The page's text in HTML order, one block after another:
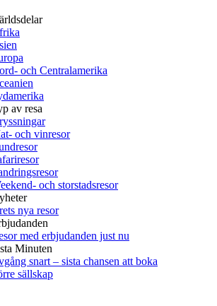
och Centralamerika
av resa
och vinresor
och storstadsresor
nya resor
med erbjudanden just nu
Minuten
snart – sista chansen att boka
sällskap